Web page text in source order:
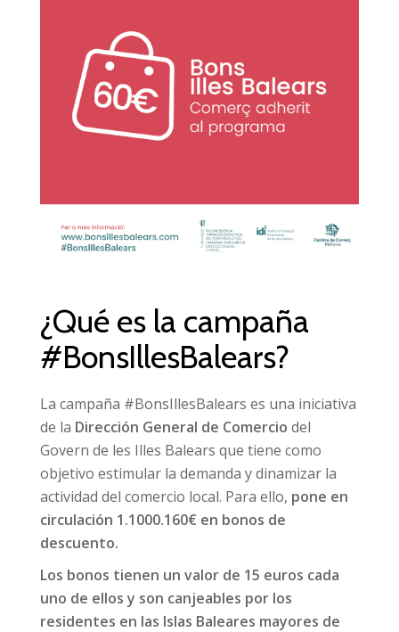
¿Qué es la campaña
#BonsIllesBalears?
La campaña #BonsIllesBalears es una iniciativa
de la Dirección General de Comercio del
Govern de les Illes Balears que tiene como
objetivo estimular la demanda y dinamizar la
actividad del comercio local. Para ello, pone en
circulación 1.1000.160€ en bonos de
descuento.
Los bonos tienen un valor de 15 euros cada
uno de ellos y son canjeables por los
residentes en las Islas Baleares mayores de